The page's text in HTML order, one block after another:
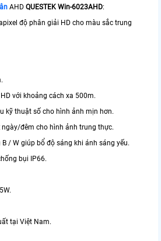
AHD QUESTEK Win-6023AHD:
độ phân giải HD cho màu sắc trung
với khoảng cách xa 500m.
kỹ thuật số cho hình ảnh mịn hơn.
ngày/đêm cho hình ảnh trung thực.
/ W giúp bổ độ sáng khi ánh sáng yếu.
bụi IP66.
tại Việt Nam.